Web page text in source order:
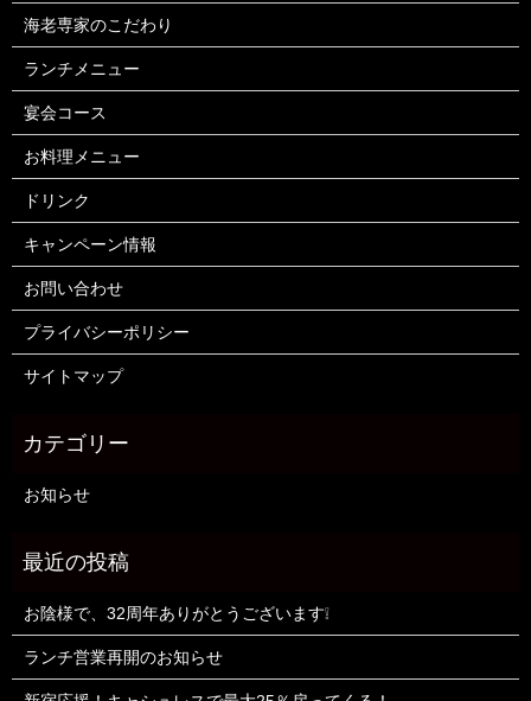
海老専家のこだわり
ランチメニュー
宴会コース
お料理メニュー
ドリンク
キャンペーン情報
お問い合わせ
プライバシーポリシー
サイトマップ
お知らせ
お陰様で、32周年ありがとうございます❕
ランチ営業再開のお知らせ